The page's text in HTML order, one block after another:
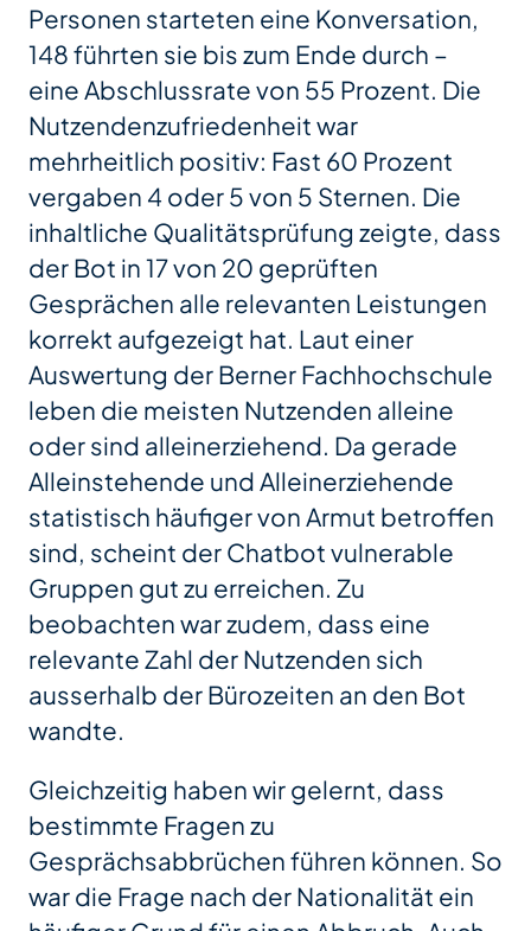
Personen starteten eine Konversation,
148 führten sie bis zum Ende durch –
eine Abschlussrate von 55 Prozent. Die
Nutzendenzufriedenheit war
mehrheitlich positiv: Fast 60 Prozent
vergaben 4 oder 5 von 5 Sternen. Die
inhaltliche Qualitätsprüfung zeigte, dass
der Bot in 17 von 20 geprüften
Gesprächen alle relevanten Leistungen
korrekt aufgezeigt hat. Laut einer
Auswertung der Berner Fachhochschule
leben die meisten Nutzenden alleine
oder sind alleinerziehend. Da gerade
Alleinstehende und Alleinerziehende
statistisch häufiger von Armut betroffen
sind, scheint der Chatbot vulnerable
Gruppen gut zu erreichen. Zu
beobachten war zudem, dass eine
relevante Zahl der Nutzenden sich
ausserhalb der Bürozeiten an den Bot
wandte.
Gleichzeitig haben wir gelernt, dass
bestimmte Fragen zu
Gesprächsabbrüchen führen können. So
war die Frage nach der Nationalität ein